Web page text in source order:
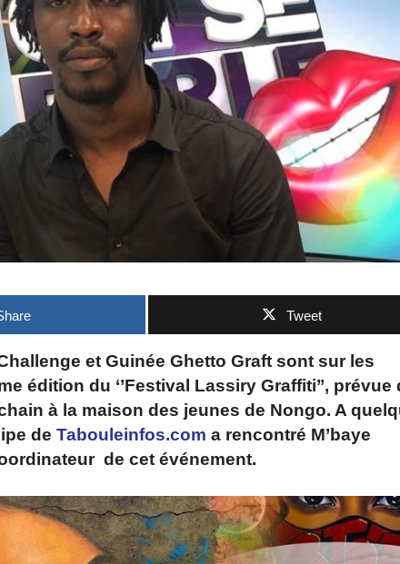
Tweet
et Guinée Ghetto Graft sont sur les
édition du ‘’Festival Lassiry Graffiti’’, prévue
à la maison des jeunes de Nongo. A
de Tabouleinfos.com a rencontré M’baye
de cet événement.